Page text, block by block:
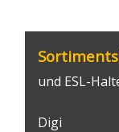
und ESL-
Digi